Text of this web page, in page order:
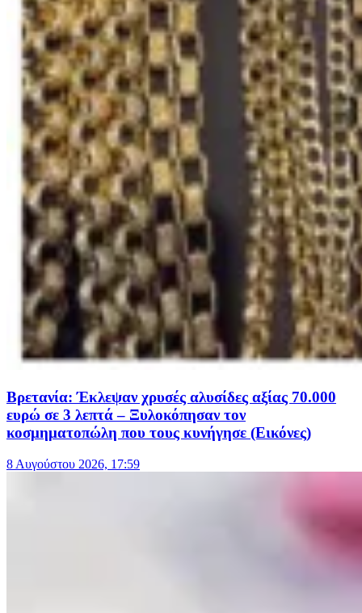
Βρετανία: Έκλεψαν χρυσές αλυσίδες αξίας 70.000
ευρώ σε 3 λεπτά – Ξυλοκόπησαν τον
κοσμηματοπώλη που τους κυνήγησε (Εικόνες)
8 Αυγούστου 2026, 17:59